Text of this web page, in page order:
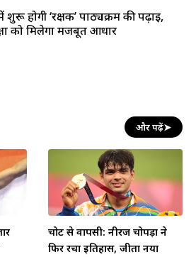
होगी ‘रक्षक’ पाठ्यक्रम की पढ़ाई,
को मिलेगा मजबूत आधार
और पढ़ें➤
चोट से वापसी: नीरज चोपड़ा ने
फिर रचा इतिहास, जीता नया